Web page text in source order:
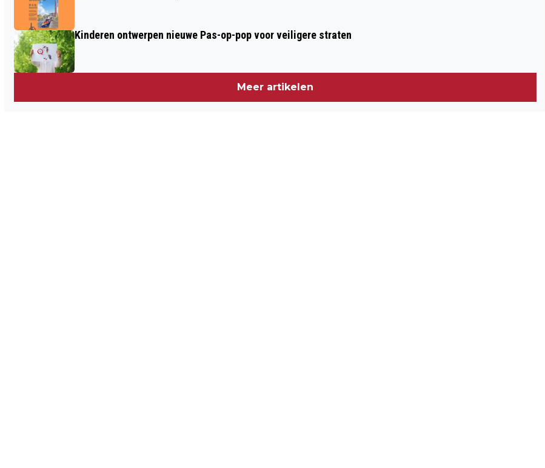
Kinderen ontwerpen nieuwe Pas-op-pop voor veiligere straten
Meer artikelen